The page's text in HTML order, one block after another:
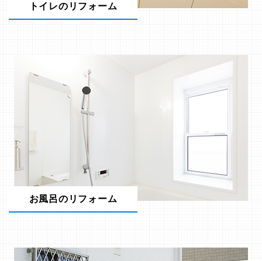
トイレのリフォーム
お風呂のリフォーム